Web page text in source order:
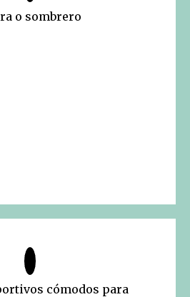
o sombrero
cómodos para